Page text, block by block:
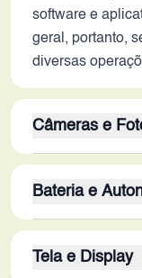
software e
geral, portanto,
diversas
Câmeras e
A8s, com 24 MP,
versatilidade
ausência de
Bateria e
apresentaria
Tela e Display